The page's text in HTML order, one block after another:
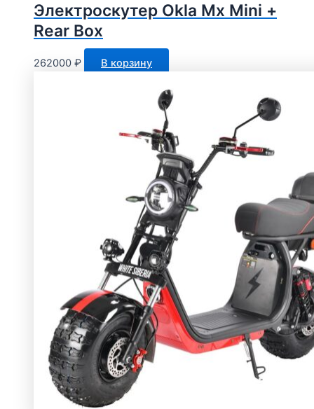
Электроскутер Okla Mx Mini +
Rear Box
262000 ₽ В корзину